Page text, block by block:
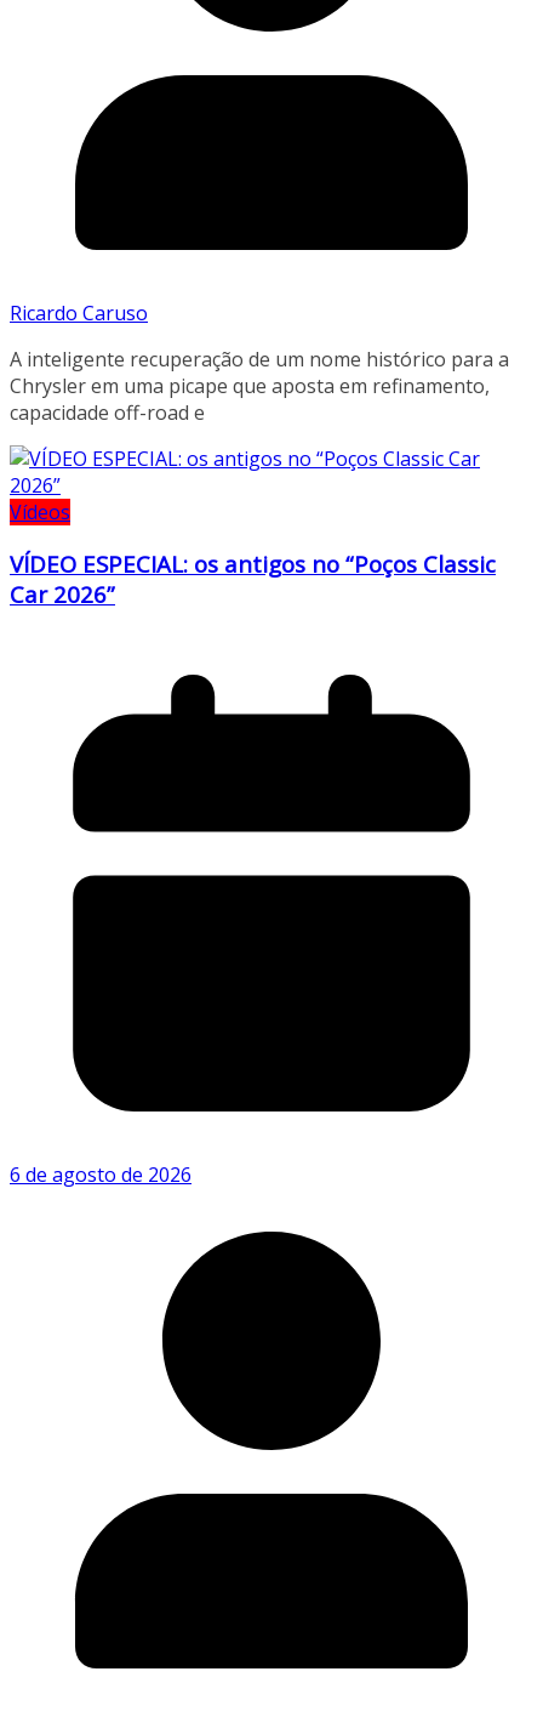
Ricardo Caruso
A inteligente recuperação de um nome histórico para a
Chrysler em uma picape que aposta em refinamento,
capacidade off-road e
Vídeos
VÍDEO ESPECIAL: os antigos no “Poços Classic
Car 2026”
6 de agosto de 2026